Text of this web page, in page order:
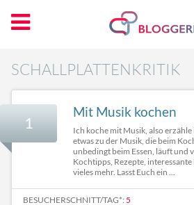
SCHALLPLATTENKRITIK
1
Mit Musik kochen
Ich koche mit Musik, also erzähle
etwas zu der Musik, die beim
unbedingt beim Essen, läuft und
Kochtipps, Rezepte, interessante
vieles mehr. Lasst Euch ein ...
BESUCHERSCHNITT/TAG*: 5